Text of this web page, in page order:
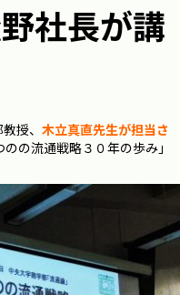
社長が講
授、 木立真直先生が担当さ
のの流通戦略３０年の歩み」